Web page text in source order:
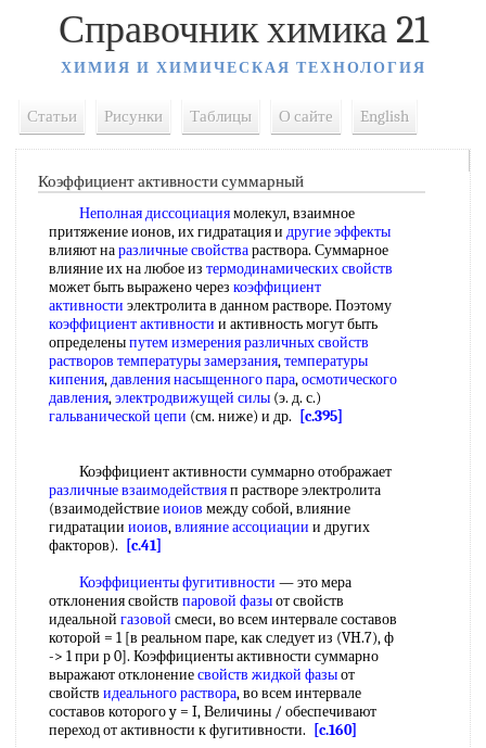
Справочник химика 21
ХИМИЯ И ХИМИЧЕСКАЯ ТЕХНОЛОГИЯ
Статьи Рисунки Таблицы О сайте English
Коэффициент активности суммарный
Неполная диссоциациямолекул, взаимное
притяжение ионов, их гидратация и другие эффекты
влияют наразличные свойствараствора. Суммарное
влияние их на любое из термодинамических свойств
может быть выражено через коэффициент
активности электролита в данном растворе. Поэтому
коэффициент активности и активность могут быть
определеныпутем измеренияразличных свойств
растворов температуры замерзания,температуры
кипения,давления насыщенного пара,осмотического
давления,электродвижущей силы (э. д. с.)
гальванической цепи (см. ниже) и др. [c.395]
Коэффициент активности суммарно отображает
различные взаимодействияп растворе электролита
(взаимодействиеиоиов между собой, влияние
гидратации иоиов,влияние ассоциации и других
факторов).
[c.41]
Коэффициенты фугитивности — это мера
отклонения свойств паровой фазыот свойств
идеальной газовой смеси, во всем интервале составов
которой = 1 [в реальном паре, как следует из (VH.7), ф
-> 1 при р 0]. Коэффициенты активности суммарно
выражают отклонениесвойств жидкой фазыот
свойств идеального раствора, во всем интервале
составов которого y = I, Величины / обеспечивают
переход от активности к фугитивности.
[c.160]